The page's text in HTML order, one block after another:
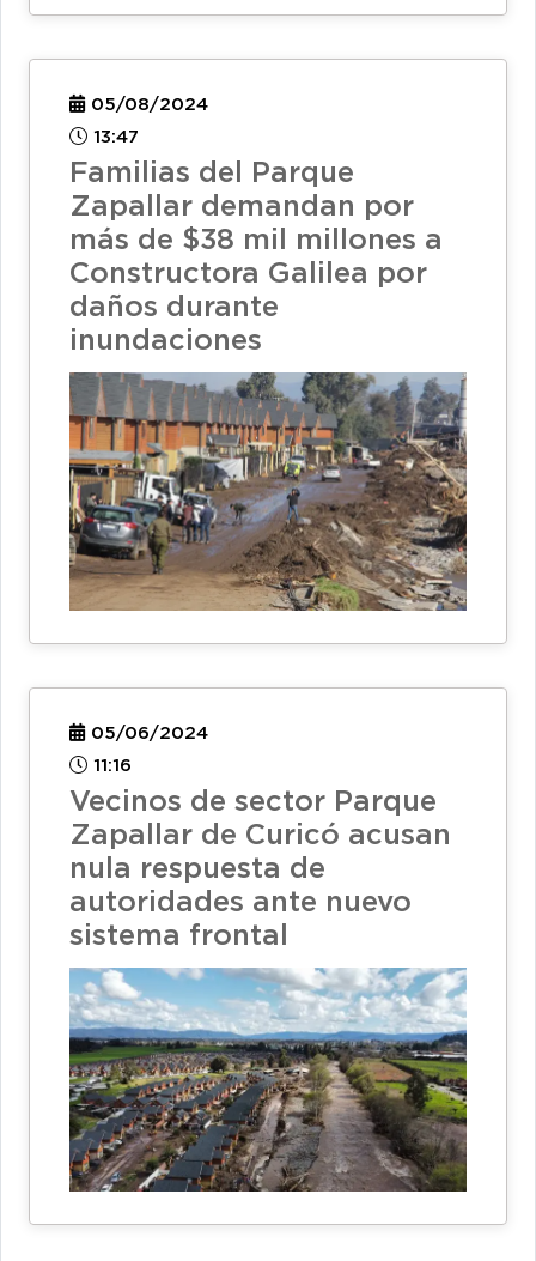
05/08/2024
13:47
Familias del Parque
Zapallar demandan por
más de $38 mil millones a
Constructora Galilea por
daños durante
inundaciones
05/06/2024
11:16
Vecinos de sector Parque
Zapallar de Curicó acusan
nula respuesta de
autoridades ante nuevo
sistema frontal